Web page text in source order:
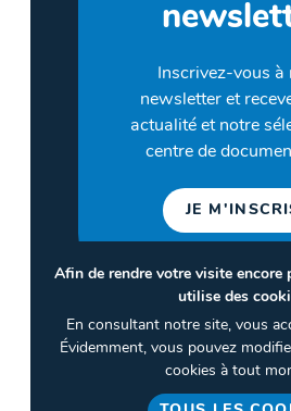
Inscrivez-vous à
newsletter et
actualité et notre
centre de
JE
Termes et
Politique de
Afin de rendre votre visite encore
utilise des
En consultant notre site, vous
Évidemment, vous pouvez
cookies à tout